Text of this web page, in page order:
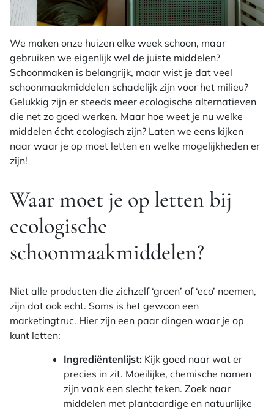
We maken onze huizen elke week schoon, maar
gebruiken we eigenlijk wel de juiste middelen?
Schoonmaken is belangrijk, maar wist je dat veel
schoonmaakmiddelen schadelijk zijn voor het milieu?
Gelukkig zijn er steeds meer ecologische alternatieven
die net zo goed werken. Maar hoe weet je nu welke
middelen écht ecologisch zijn? Laten we eens kijken
naar waar je op moet letten en welke mogelijkheden er
zijn!
Waar moet je op letten bij
ecologische
schoonmaakmiddelen?
Niet alle producten die zichzelf ‘groen’ of ‘eco’ noemen,
zijn dat ook echt. Soms is het gewoon een
marketingtruc. Hier zijn een paar dingen waar je op
kunt letten:
Ingrediëntenlijst: Kijk goed naar wat er
precies in zit. Moeilijke, chemische namen
zijn vaak een slecht teken. Zoek naar
middelen met plantaardige en natuurlijke